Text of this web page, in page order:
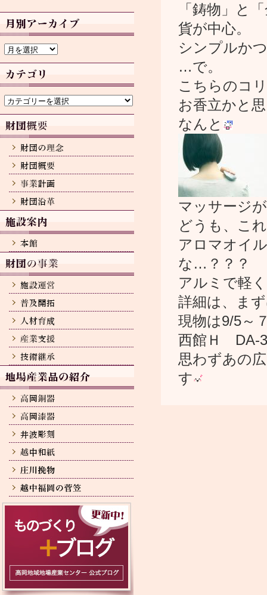
「鋳物」と
貨が中心。
シンプルか
…で。
こちらのコ
お香立かと
なんと
マッサージ
どうも、こ
アロマオイ
な…？？？
アルミで軽
詳細は、ま
現物は9/5～
西館Ｈ DA-
思わずあの
す
ー
カ
イ
ブ
ゴ
リ
ー